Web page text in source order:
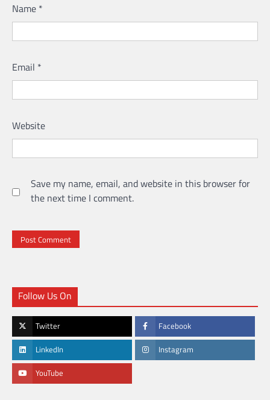
Name *
Email *
Website
Save my name, email, and website in this browser for
the next time I comment.
Follow Us On
Twitter Facebook
LinkedIn Instagram
YouTube